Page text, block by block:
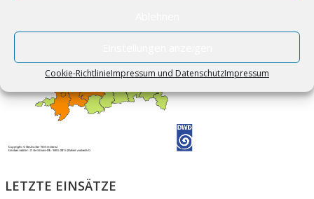
Cookie-RichtlinieImpressum und DatenschutzImpressum
LETZTE EINSÄTZE